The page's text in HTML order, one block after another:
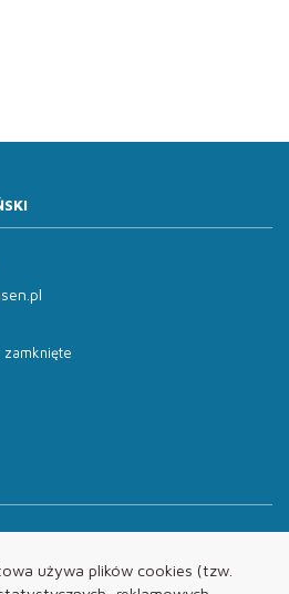
używa plików cookies (tzw.